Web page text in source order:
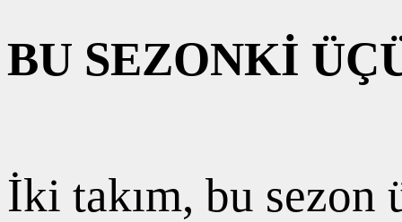
BU SEZONKİ
İki takım, bu sezon